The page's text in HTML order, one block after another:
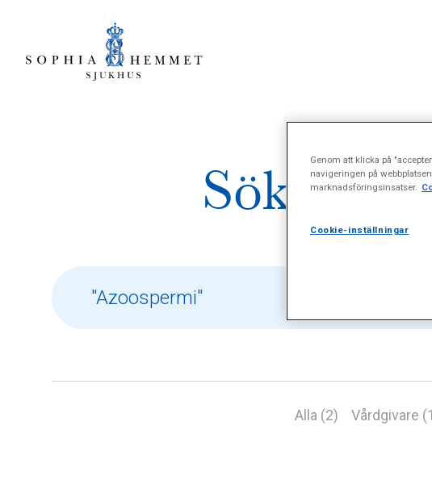
Alla (2) Vårdgivare
Genom att klicka på
navigeringen på
marknadsföringsinsatser.
Cookie-inställningar